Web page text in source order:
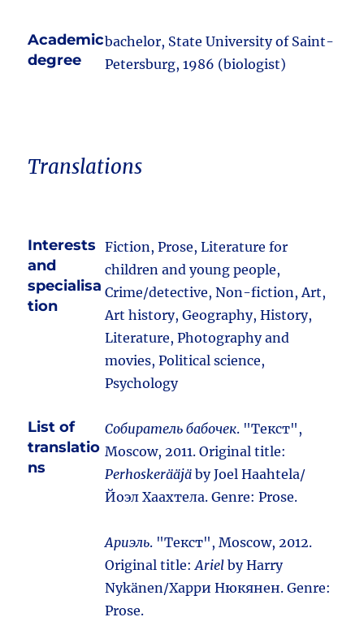
Academic
degree
bachelor, State University of Saint-
Petersburg, 1986 (biologist)
Translations
Interests
and
specialisa
tion
Fiction, Prose, Literature for
children and young people,
Crime/detective, Non-fiction, Art,
Art history, Geography, History,
Literature, Photography and
movies, Political science,
Psychology
List of
translatio
ns
Собиратель бабочек. "Текст",
Moscow, 2011. Original title:
Perhoskerääjä by Joel Haahtela/
Йоэл Хаахтела. Genre: Prose.
Ариэль. "Текст", Moscow, 2012.
Original title:Ariel by Harry
Nykänen/Харри Нюкянен. Genre:
Prose.